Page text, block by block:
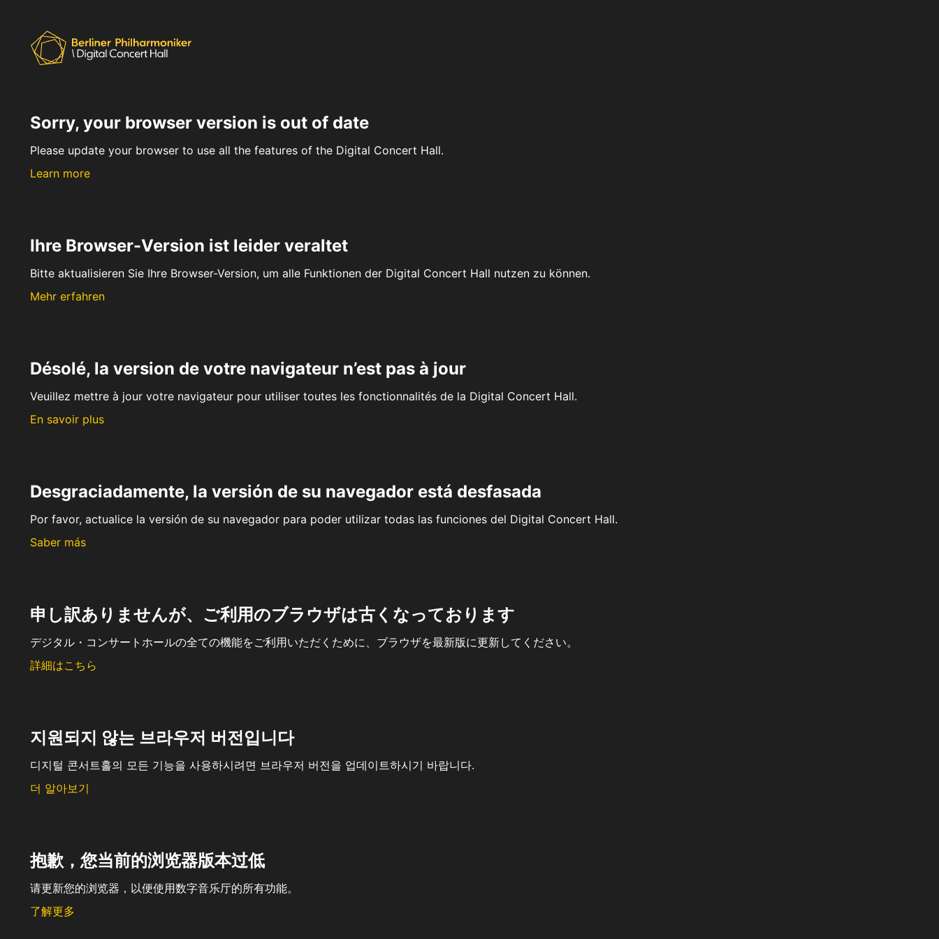
Sorry, your browser version is out of date
Please update your browser to use all the features of the Digital Concert Hall.
Learn more
Ihre Browser-Version ist leider veraltet
Bitte aktualisieren Sie Ihre Browser-Version, um alle Funktionen der Digital Concert Hall nutzen zu können.
Mehr erfahren
Désolé, la version de votre navigateur n’est pas à jour
Veuillez mettre à jour votre navigateur pour utiliser toutes les fonctionnalités de la Digital Concert Hall.
En savoir plus
Desgraciadamente, la versión de su navegador está desfasada
Por favor, actualice la versión de su navegador para poder utilizar todas las funciones del Digital Concert Hall.
Saber más
申し訳ありませんが、ご利用のブラウザは古くなっております
デジタル・コンサートホールの全ての機能をご利用いただくために、ブラウザを最新版に更新してください。
詳細はこちら
지원되지 않는 브라우저 버전입니다
디지털 콘서트홀의 모든 기능을 사용하시려면 브라우저 버전을 업데이트하시기 바랍니다.
더 알아보기
抱歉，您当前的浏览器版本过低
请更新您的浏览器，以便使用数字音乐厅的所有功能。
了解更多